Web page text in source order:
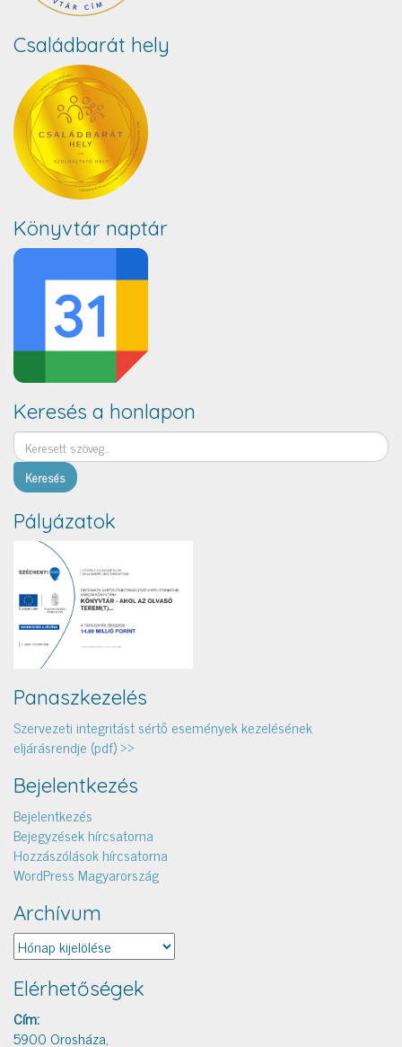
Családbarát hely
Könyvtár naptár
Keresés a honlapon
Keresés
Pályázatok
Panaszkezelés
Szervezeti integritást sértő események kezelésének
eljárásrendje (pdf) >>
Bejelentkezés
Bejelentkezés
Bejegyzések hírcsatorna
Hozzászólások hírcsatorna
WordPress Magyarország
Archívum
Archívum
Elérhetőségek
Cím:
5900 Orosháza,